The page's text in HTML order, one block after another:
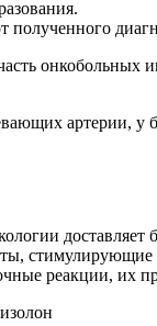
полученного
артерии, у
реакции, их